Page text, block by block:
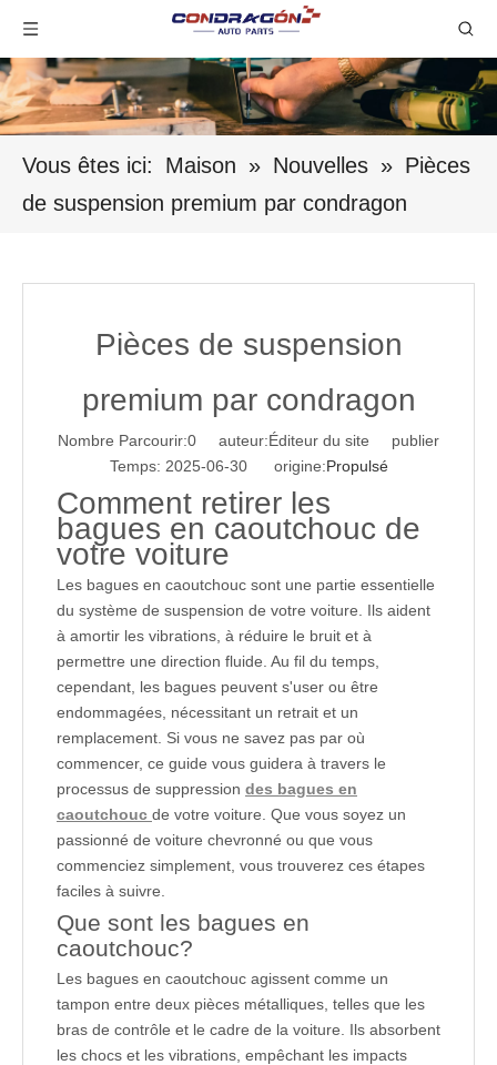
Vous êtes ici: Maison » Nouvelles » Pièces
de suspension premium par condragon
Pièces de suspension
premium par condragon
Nombre Parcourir:0 auteur:Éditeur du site publier
Temps: 2025-06-30 origine:Propulsé
Comment retirer les
bagues en caoutchouc de
votre voiture
Les bagues en caoutchouc sont une partie essentielle
du système de suspension de votre voiture. Ils aident
à amortir les vibrations, à réduire le bruit et à
permettre une direction fluide. Au fil du temps,
cependant, les bagues peuvent s'user ou être
endommagées, nécessitant un retrait et un
remplacement. Si vous ne savez pas par où
commencer, ce guide vous guidera à travers le
processus de suppression des bagues en
caoutchouc de votre voiture. Que vous soyez un
passionné de voiture chevronné ou que vous
commenciez simplement, vous trouverez ces étapes
faciles à suivre.
Que sont les bagues en
caoutchouc?
Les bagues en caoutchouc agissent comme un
tampon entre deux pièces métalliques, telles que les
bras de contrôle et le cadre de la voiture. Ils absorbent
les chocs et les vibrations, empêchant les impacts